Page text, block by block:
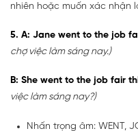
nhiên hoặc muốn xác nhận
5. A: Jane went to the job
chợ việc làm sáng nay.)
B: She went to the job fair
việc làm sáng nay?)
Nhấn trọng âm: WENT,